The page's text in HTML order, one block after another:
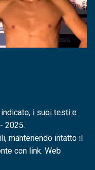
i suoi testi e
2025.
mantenendo intatto il
con link. Web